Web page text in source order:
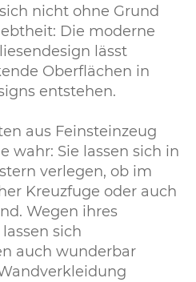
nicht ohne Grund
Die moderne
lässt
Oberflächen in
entstehen.
aus Feinsteinzeug
wahr: Sie lassen sich in
verlegen, ob im
Kreuzfuge oder auch
Wegen ihres
sich
auch wunderbar